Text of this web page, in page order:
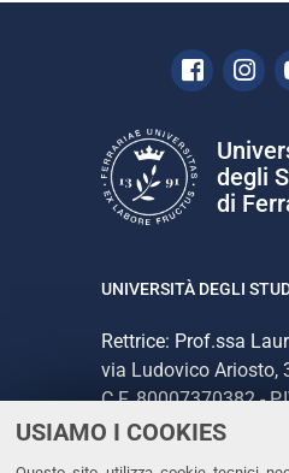
USIAMO I COOKIES
degli
di
UNIVERSITÀ DEGLI
Rettrice: Prof.ssa
via Ludovico Ariosto,
C.F. 80007370382 -
CONTATTI